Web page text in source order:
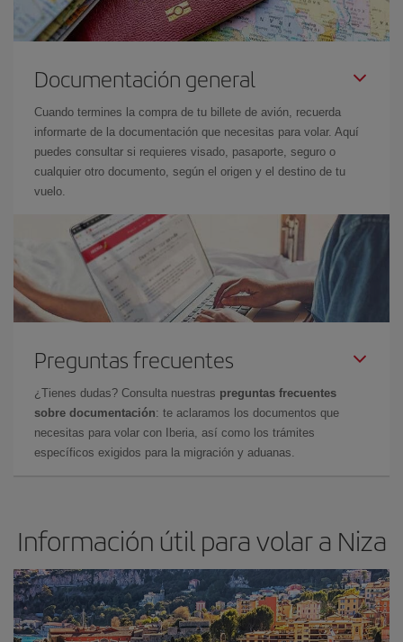
Documentación general
Cuando termines la compra de tu billete de avión, recuerda
informarte de la documentación que necesitas para volar. Aquí
puedes consultar si requieres visado, pasaporte, seguro o
cualquier otro documento, según el origen y el destino de tu
vuelo.
Preguntas frecuentes
¿Tienes dudas? Consulta nuestras preguntas frecuentes
sobre documentación: te aclaramos los documentos que
necesitas para volar con Iberia, así como los trámites
específicos exigidos para la migración y aduanas.
Información útil para volar a Niza